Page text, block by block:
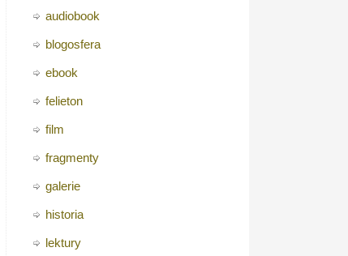
audiobook
blogosfera
ebook
felieton
film
fragmenty
galerie
historia
lektury